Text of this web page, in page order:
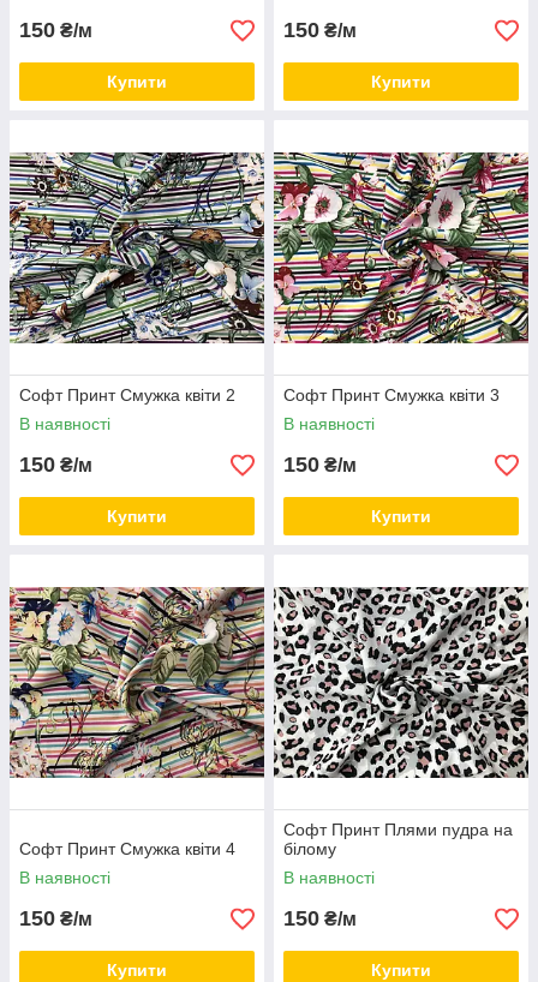
150 ₴/м
Купити
150 ₴/м
Купити
Софт Принт Смужка квіти 2
В наявності
150 ₴/м
Купити
Софт Принт Смужка квіти 3
В наявності
150 ₴/м
Купити
Софт Принт Смужка квіти 4
В наявності
150 ₴/м
Купити
Софт Принт Плями пудра на
білому
В наявності
150 ₴/м
Купити